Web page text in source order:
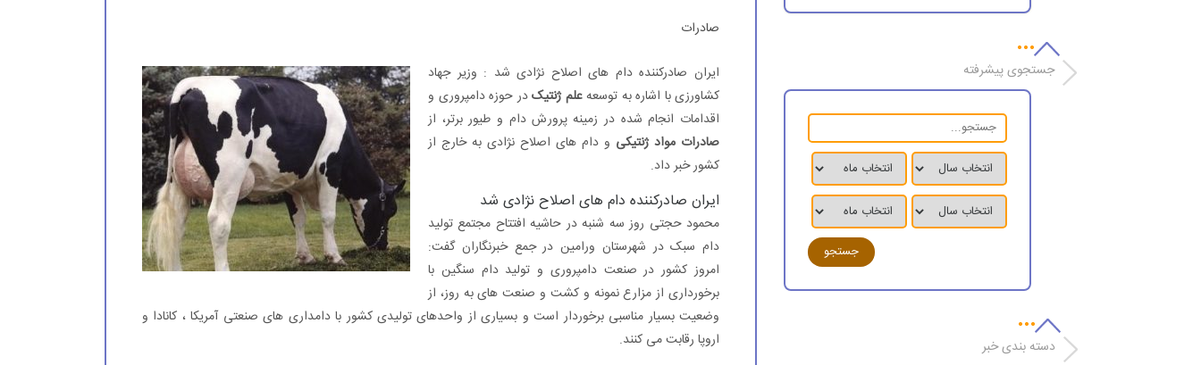
صادرات
ایران صادرکننده دام های اصلاح نژادی شد : وزیر جهاد
کشاورزی با اشاره به توسعهعلم ژنتیکدر حوزه دامپروری و
اقدامات انجام شده در زمینه پرورش دام و طیور برتر، از
صادرات مواد ژنتیکی و دام های اصلاح نژادی به خارج از
کشور خبر داد.
ایران صادرکننده دام های اصلاح نژادی شد
محمود حجتی روز سه شنبه در حاشیه افتتاح مجتمع تولید
دام سبک در شهرستان ورامین در جمع خبرنگاران گفت:
امروز کشور در صنعت دامپروری و تولید دام سنگین با
برخورداری از مزارع نمونه و کشت و صنعت های به روز، از
وضعیت بسیار مناسبی برخوردار است و بسیاری از واحدهای تولیدی کشور با دامداری های صنعتی آمریکا ، کانادا و
اروپا رقابت می کنند.
جستجوی پیشرفته
دسته بندی خبر